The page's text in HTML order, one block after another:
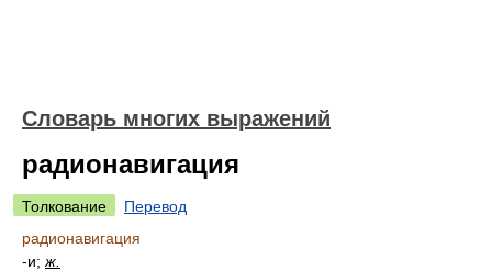
Словарь многих выражений
радионавигация
Толкование
Перевод
радионавигация
-и; ж.